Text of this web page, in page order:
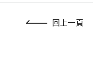
回上一頁